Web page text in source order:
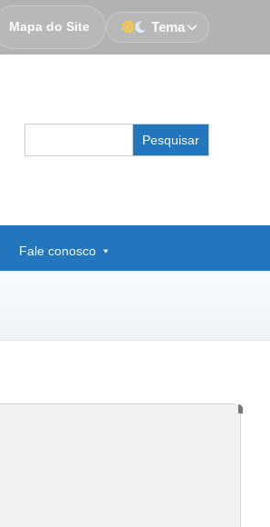
Mapa do Site Tema
for:
Fale conosco